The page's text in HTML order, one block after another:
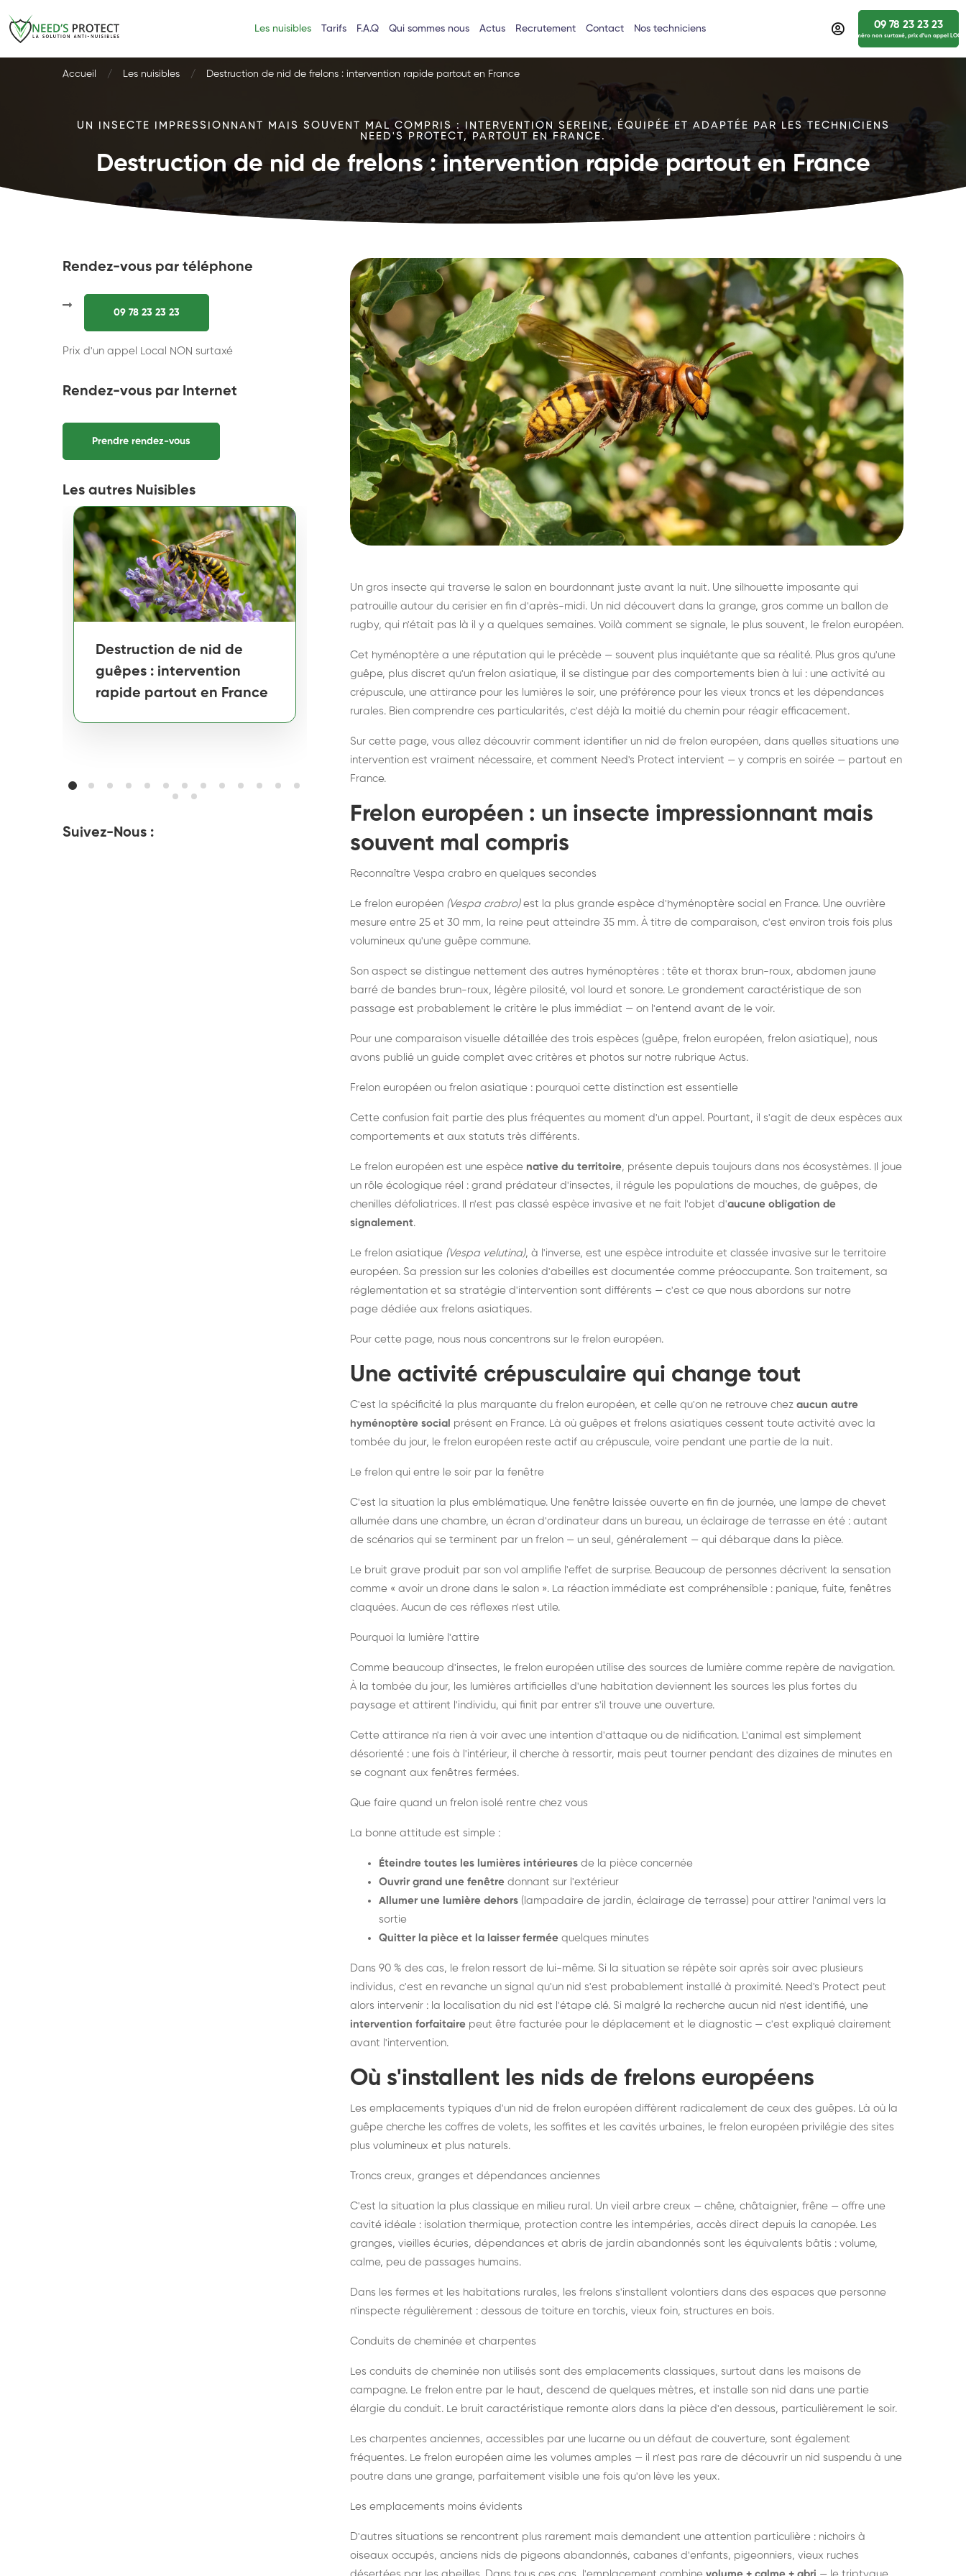
Les nuisibles Tarifs F.A.Q Qui sommes nous Actus Recrutement Contact Nos techniciens 09 78 23 23 23
numéro non surtaxé, prix d’un appel
Accueil Les nuisibles Destruction de nid de frelons : intervention rapide partout en France
UN INSECTE IMPRESSIONNANT MAIS SOUVENT MAL COMPRIS : INTERVENTION SEREINE, ÉQUIPÉE ET ADAPTÉE PAR LES TECHNICIENS
NEED'S PROTECT, PARTOUT EN FRANCE.
Destruction de nid de frelons : intervention rapide partout en France
Rendez-vous par téléphone
09 78 23 23 23
Prix d'un appel Local NON surtaxé
Rendez-vous par Internet
Prendre rendez-vous
Les autres Nuisibles
Destruction de nid de
guêpes : intervention
rapide partout en France
Destruction de nid de
frelons asiatiques :
intervention partout en
France
Dératisation : éliminer
durablement rats et
souris, partout en France
Suivez-Nous :
Un gros insecte qui traverse le salon en bourdonnant juste avant la nuit. Une silhouette imposante qui
patrouille autour du cerisier en fin d'après-midi. Un nid découvert dans la grange, gros comme un ballon de
rugby, qui n'était pas là il y a quelques semaines. Voilà comment se signale, le plus souvent, le frelon européen.
Cet hyménoptère a une réputation qui le précède — souvent plus inquiétante que sa réalité. Plus gros qu'une
guêpe, plus discret qu'un frelon asiatique, il se distingue par des comportements bien à lui : une activité au
crépuscule, une attirance pour les lumières le soir, une préférence pour les vieux troncs et les dépendances
rurales. Bien comprendre ces particularités, c'est déjà la moitié du chemin pour réagir efficacement.
Sur cette page, vous allez découvrir comment identifier un nid de frelon européen, dans quelles situations une
intervention est vraiment nécessaire, et comment Need's Protect intervient — y compris en soirée — partout en
France.
Frelon européen : un insecte impressionnant mais
souvent mal compris
Reconnaître Vespa crabro en quelques secondes
Le frelon européen (Vespa crabro)est la plus grande espèce d'hyménoptère social en France. Une ouvrière
mesure entre 25 et 30 mm, la reine peut atteindre 35 mm. À titre de comparaison, c'est environ trois fois plus
volumineux qu'une guêpe commune.
Son aspect se distingue nettement des autres hyménoptères : tête et thorax brun-roux, abdomen jaune
barré de bandes brun-roux, légère pilosité, vol lourd et sonore. Le grondement caractéristique de son
passage est probablement le critère le plus immédiat — on l'entend avant de le voir.
Pour une comparaison visuelle détaillée des trois espèces (guêpe, frelon européen, frelon asiatique), nous
avons publié un guide complet avec critères et photos sur notre rubrique Actus.
Frelon européen ou frelon asiatique : pourquoi cette distinction est essentielle
Cette confusion fait partie des plus fréquentes au moment d'un appel. Pourtant, il s'agit de deux espèces aux
comportements et aux statuts très différents.
Le frelon européen est une espèce native du territoire, présente depuis toujours dans nos écosystèmes. Il joue
un rôle écologique réel : grand prédateur d'insectes, il régule les populations de mouches, de guêpes, de
chenilles défoliatrices. Il n'est pas classé espèce invasive et ne fait l'objet d'aucune obligation de
signalement.
Le frelon asiatique (Vespa velutina), à l'inverse, est une espèce introduite et classée invasive sur le territoire
européen. Sa pression sur les colonies d'abeilles est documentée comme préoccupante. Son traitement, sa
réglementation et sa stratégie d'intervention sont différents — c'est ce que nous abordons sur notre
page dédiée aux frelons asiatiques.
Pour cette page, nous nous concentrons sur le frelon européen.
Une activité crépusculaire qui change tout
C'est la spécificité la plus marquante du frelon européen, et celle qu'on ne retrouve chez aucun autre
hyménoptère social présent en France. Là où guêpes et frelons asiatiques cessent toute activité avec la
tombée du jour, le frelon européen reste actif au crépuscule, voire pendant une partie de la nuit.
Le frelon qui entre le soir par la fenêtre
C'est la situation la plus emblématique. Une fenêtre laissée ouverte en fin de journée, une lampe de chevet
allumée dans une chambre, un écran d'ordinateur dans un bureau, un éclairage de terrasse en été : autant
de scénarios qui se terminent par un frelon — un seul, généralement — qui débarque dans la pièce.
Le bruit grave produit par son vol amplifie l'effet de surprise. Beaucoup de personnes décrivent la sensation
comme « avoir un drone dans le salon ». La réaction immédiate est compréhensible : panique, fuite, fenêtres
claquées. Aucun de ces réflexes n'est utile.
Pourquoi la lumière l'attire
Comme beaucoup d'insectes, le frelon européen utilise des sources de lumière comme repère de navigation.
À la tombée du jour, les lumières artificielles d'une habitation deviennent les sources les plus fortes du
paysage et attirent l'individu, qui finit par entrer s'il trouve une ouverture.
Cette attirance n'a rien à voir avec une intention d'attaque ou de nidification. L'animal est simplement
désorienté : une fois à l'intérieur, il cherche à ressortir, mais peut tourner pendant des dizaines de minutes en
se cognant aux fenêtres fermées.
Que faire quand un frelon isolé rentre chez vous
La bonne attitude est simple :
Éteindre toutes les lumières intérieures de la pièce concernée
Ouvrir grand une fenêtre donnant sur l'extérieur
Allumer une lumière dehors (lampadaire de jardin, éclairage de terrasse) pour attirer l'animal vers la
sortie
Quitter la pièce et la laisser fermée quelques minutes
Dans 90 % des cas, le frelon ressort de lui-même. Si la situation se répète soir après soir avec plusieurs
individus, c'est en revanche un signal qu'un nid s'est probablement installé à proximité. Need's Protect peut
alors intervenir : la localisation du nid est l'étape clé. Si malgré la recherche aucun nid n'est identifié, une
intervention forfaitaire peut être facturée pour le déplacement et le diagnostic — c'est expliqué clairement
avant l'intervention.
Où s'installent les nids de frelons européens
Les emplacements typiques d'un nid de frelon européen diffèrent radicalement de ceux des guêpes. Là où la
guêpe cherche les coffres de volets, les soffites et les cavités urbaines, le frelon européen privilégie des sites
plus volumineux et plus naturels.
Troncs creux, granges et dépendances anciennes
C'est la situation la plus classique en milieu rural. Un vieil arbre creux — chêne, châtaignier, frêne — offre une
cavité idéale : isolation thermique, protection contre les intempéries, accès direct depuis la canopée. Les
granges, vieilles écuries, dépendances et abris de jardin abandonnés sont les équivalents bâtis : volume,
calme, peu de passages humains.
Dans les fermes et les habitations rurales, les frelons s'installent volontiers dans des espaces que personne
n'inspecte régulièrement : dessous de toiture en torchis, vieux foin, structures en bois.
Conduits de cheminée et charpentes
Les conduits de cheminée non utilisés sont des emplacements classiques, surtout dans les maisons de
campagne. Le frelon entre par le haut, descend de quelques mètres, et installe son nid dans une partie
élargie du conduit. Le bruit caractéristique remonte alors dans la pièce d'en dessous, particulièrement le soir.
Les charpentes anciennes, accessibles par une lucarne ou un défaut de couverture, sont également
fréquentes. Le frelon européen aime les volumes amples — il n'est pas rare de découvrir un nid suspendu à une
poutre dans une grange, parfaitement visible une fois qu'on lève les yeux.
Les emplacements moins évidents
D'autres situations se rencontrent plus rarement mais demandent une attention particulière : nichoirs à
oiseaux occupés, anciens nids de pigeons abandonnés, cabanes d'enfants, pigeonniers, vieux ruches